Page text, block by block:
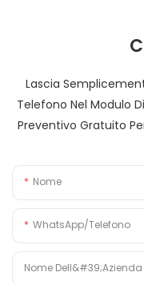
Lascia
Telefono Nel Modulo
Preventivo Gratuito
Nome
WhatsApp/Telefono
Nome Dell&#39;azienda